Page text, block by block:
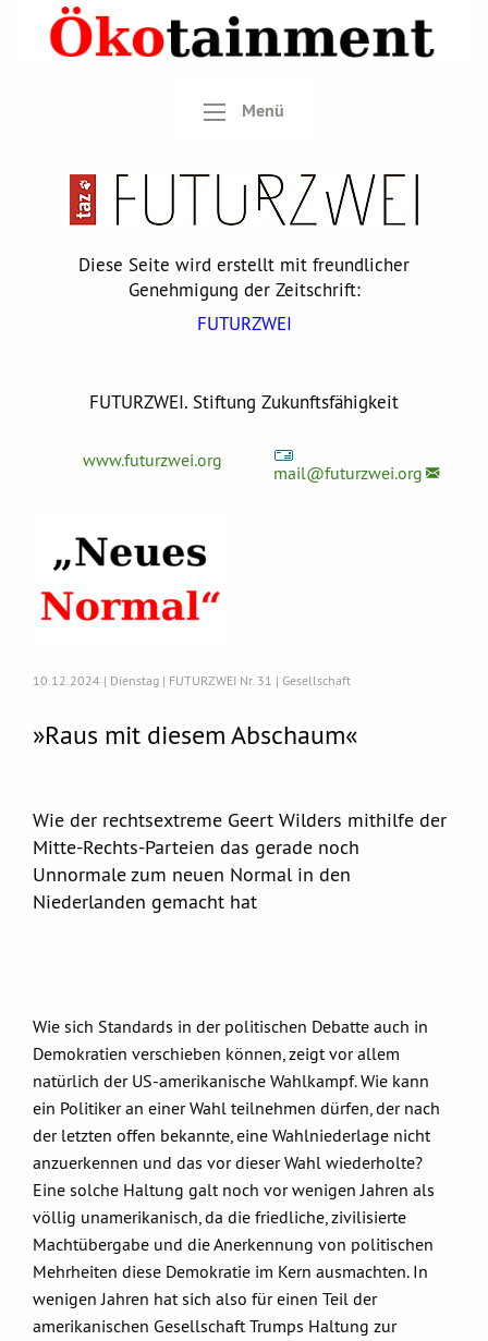
Menü
Diese Seite wird erstellt mit freundlicher
Genehmigung der Zeitschrift:
FUTURZWEI
FUTURZWEI. Stiftung Zukunftsfähigkeit
www.futurzwei.org
mail@futurzwei.org
10.12.2024 | Dienstag | FUTURZWEI Nr. 31 | Gesellschaft
»Raus mit diesem Abschaum«
Wie der rechtsextreme Geert Wilders mithilfe der
Mitte-Rechts-Parteien das gerade noch
Unnormale zum neuen Normal in den
Niederlanden gemacht hat
Wie sich Standards in der politischen Debatte auch in
Demokratien verschieben können, zeigt vor allem
natürlich der US-amerikanische Wahlkampf. Wie kann
ein Politiker an einer Wahl teilnehmen dürfen, der nach
der letzten offen bekannte, eine Wahlniederlage nicht
anzuerkennen und das vor dieser Wahl wiederholte?
Eine solche Haltung galt noch vor wenigen Jahren als
völlig unamerikanisch, da die friedliche, zivilisierte
Machtübergabe und die Anerkennung von politischen
Mehrheiten diese Demokratie im Kern ausmachten. In
wenigen Jahren hat sich also für einen Teil der
amerikanischen Gesellschaft Trumps Haltung zur